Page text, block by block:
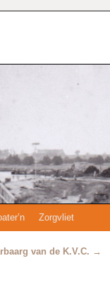
Zorgvliet
van de K.V.C. →